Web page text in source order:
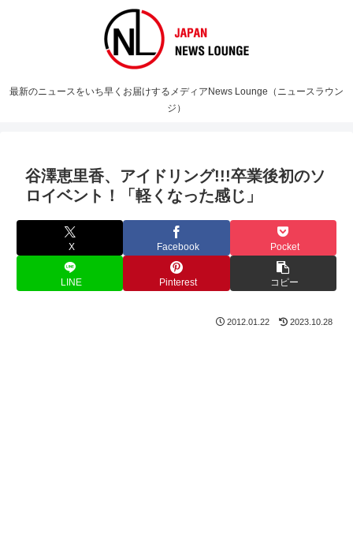
最新のニュースをいち早くお届けするメディアNews Lounge（ニュースラウン
ジ）
谷澤恵里香、アイドリング!!!卒業後初のソ
ロイベント！「軽くなった感じ」
X Facebook Pocket
LINE Pinterest コピー
2012.01.22 2023.10.28